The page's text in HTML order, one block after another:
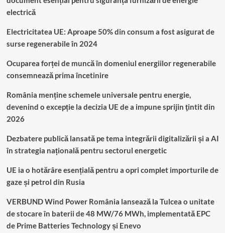
electrică
Electricitatea UE: Aproape 50% din consum a fost asigurat de
surse regenerabile în 2024
Ocuparea forței de muncă în domeniul energiilor regenerabile
consemnează prima încetinire
România menține schemele universale pentru energie,
devenind o excepție la decizia UE de a impune sprijin ţintit din
2026
Dezbatere publică lansată pe tema integrării digitalizării și a AI
în strategia națională pentru sectorul energetic
UE ia o hotărâre esențială pentru a opri complet importurile de
gaze și petrol din Rusia
VERBUND Wind Power România lansează la Tulcea o unitate
de stocare în baterii de 48 MW/76 MWh, implementată EPC
de Prime Batteries Technology și Enevo